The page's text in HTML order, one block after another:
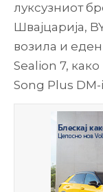
луксузниот
Швајцарија,
возила и
Sealion 7,
Song Plus DM-